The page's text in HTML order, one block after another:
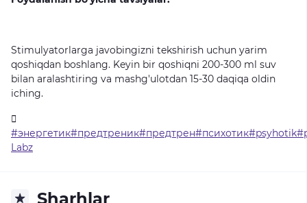
Stimulyatorlarga javobingizni tekshirish uchun yarim
qoshiqdan boshlang. Keyin bir qoshiqni 200-300 ml suv
bilan aralashtiring va mashg'ulotdan 15-30 daqiqa oldin
iching.
Labz
Sharhlar